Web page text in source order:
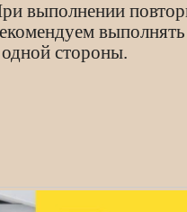
выполнении
одной стороны.